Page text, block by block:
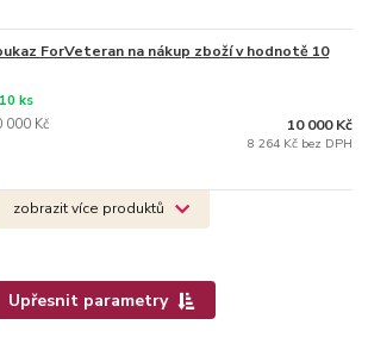
ForVeteran na nákup zboží v hodnotě 10
000 Kč
ks
10 000 Kč
8 264 Kč bez DPH
zobrazit více produktů
Upřesnit parametry